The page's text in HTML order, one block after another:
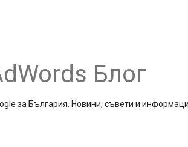
Блог
за България. Новини, съвети и